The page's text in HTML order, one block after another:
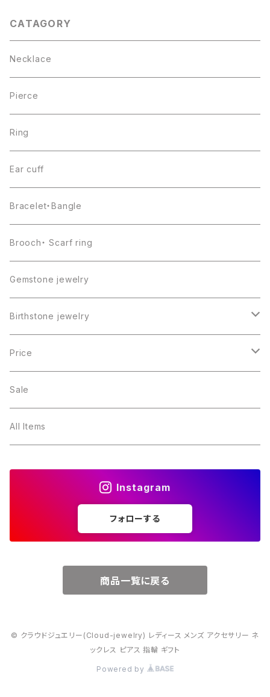
CATAGORY
Necklace
Pierce
Ring
Ear cuff
Bracelet・Bangle
Brooch・ Scarf ring
Gemstone jewelry
Birthstone jewelry
１月・ガーネット
２月・アメジスト
３月・アクアマリン
Price
～5000円
～10000円
Sale
All Items
Instagram
フォローする
商品一覧に戻る
© クラウドジュエリー(Cloud-jewelry) レディース メンズ アクセサリー ネ
ックレス ピアス 指輪 ギフト
Powered by